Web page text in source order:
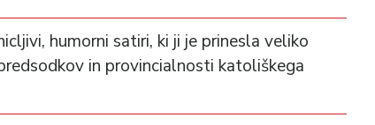
humorni satiri, ki ji je prinesla veliko
in provincialnosti katoliškega